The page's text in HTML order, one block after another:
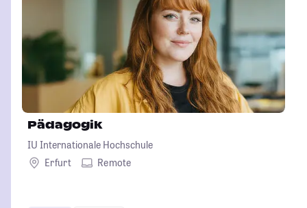
Pädagogik
IU Internationale Hochschule
Erfurt
Remote